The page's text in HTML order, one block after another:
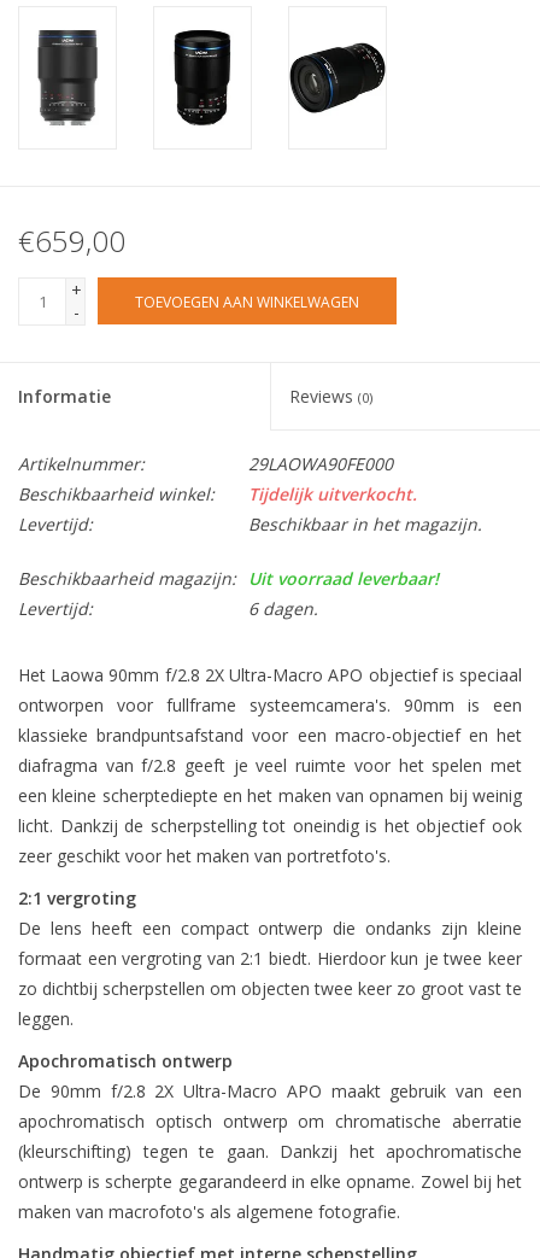
€659,00
+
-
TOEVOEGEN AAN WINKELWAGEN
Informatie Reviews (0)
Artikelnummer:
29LAOWA90FE000
Beschikbaarheid winkel:
Tijdelijk uitverkocht.
Levertijd:
Beschikbaar in het magazijn.
Beschikbaarheid magazijn:
Uit voorraad leverbaar!
Levertijd:
6 dagen.
Het Laowa 90mm f/2.8 2X Ultra-Macro APO objectief is speciaal
ontworpen voor fullframe systeemcamera's. 90mm is een
klassieke brandpuntsafstand voor een macro-objectief en het
diafragma van f/2.8 geeft je veel ruimte voor het spelen met
een kleine scherptediepte en het maken van opnamen bij weinig
licht. Dankzij de scherpstelling tot oneindig is het objectief ook
zeer geschikt voor het maken van portretfoto's.
2:1 vergroting
De lens heeft een compact ontwerp die ondanks zijn kleine
formaat een vergroting van 2:1 biedt. Hierdoor kun je twee keer
zo dichtbij scherpstellen om objecten twee keer zo groot vast te
leggen.
Apochromatisch ontwerp
De 90mm f/2.8 2X Ultra-Macro APO maakt gebruik van een
apochromatisch optisch ontwerp om chromatische aberratie
(kleurschifting) tegen te gaan. Dankzij het apochromatische
ontwerp is scherpte gegarandeerd in elke opname. Zowel bij het
maken van macrofoto's als algemene fotografie.